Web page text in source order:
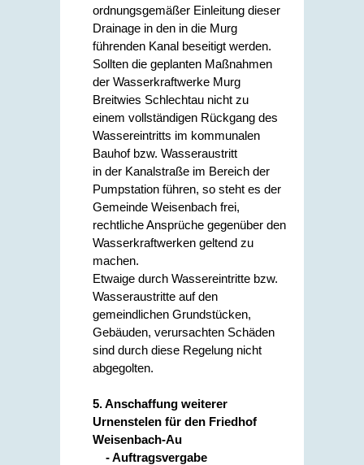
ordnungsgemäßer Einleitung dieser
Drainage in den in die Murg
führenden Kanal beseitigt werden.
Sollten die geplanten Maßnahmen
der Wasserkraftwerke Murg
Breitwies Schlechtau nicht zu
einem vollständigen Rückgang des
Wassereintritts im kommunalen
Bauhof bzw. Wasseraustritt
in der Kanalstraße im Bereich der
Pumpstation führen, so steht es der
Gemeinde Weisenbach frei,
rechtliche Ansprüche gegenüber den
Wasserkraftwerken geltend zu
machen.
Etwaige durch Wassereintritte bzw.
Wasseraustritte auf den
gemeindlichen Grundstücken,
Gebäuden, verursachten Schäden
sind durch diese Regelung nicht
abgegolten.
5. Anschaffung weiterer
Urnenstelen für den Friedhof
Weisenbach-Au
- Auftragsvergabe